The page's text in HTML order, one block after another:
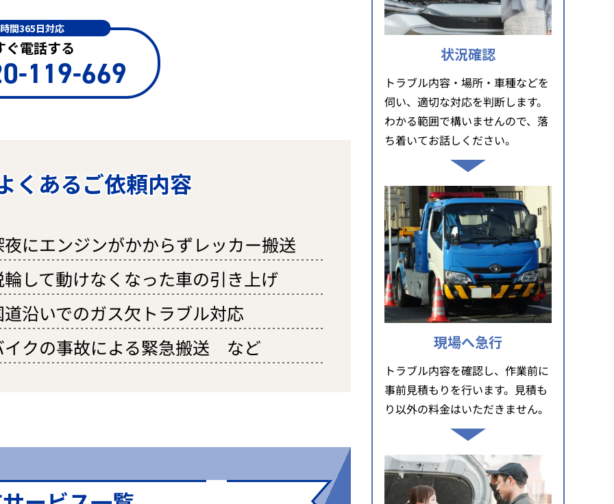
間365日対応
ぐ電話する
119-669
くあるご依頼内容
夜にエンジンがかからずレッカー搬送
輪して動けなくなった車の引き上げ
道沿いでのガス欠トラブル対応
イクの事故による緊急搬送 など
状況確認
トラブル内容・場所・車種などを
伺い、適切な対応を判断します。
わかる範囲で構いませんので、落
ち着いてお話しください。
現場へ急行
トラブル内容を確認し、作業前に
事前見積もりを行います。見積も
り以外の料金はいただきません。